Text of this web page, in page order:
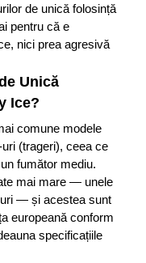
de unică folosință
pentru că e
nici prea agresivă
Unică
Ice?
comune modele
(trageri), ceea ce
fumător mediu.
mai mare — unele
uri — și acestea sunt
europeană conform
specificațiile